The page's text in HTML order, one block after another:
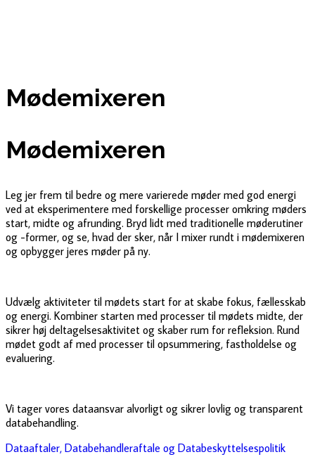
Mødemixeren
Mødemixeren
Leg jer frem til bedre og mere varierede møder med god energi
ved at eksperimentere med forskellige processer omkring møders
start, midte og afrunding. Bryd lidt med traditionelle møderutiner
og -former, og se, hvad der sker, når I mixer rundt i mødemixeren
og opbygger jeres møder på ny.
Udvælg aktiviteter til mødets start for at skabe fokus, fællesskab
og energi. Kombiner starten med processer til mødets midte, der
sikrer høj deltagelsesaktivitet og skaber rum for refleksion. Rund
mødet godt af med processer til opsummering, fastholdelse og
evaluering.
Vi tager vores dataansvar alvorligt og sikrer lovlig og transparent
databehandling.
Dataaftaler, Databehandleraftale og Databeskyttelsespolitik